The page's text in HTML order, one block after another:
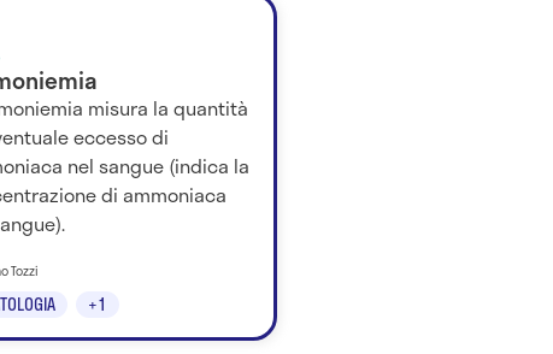
misura la quantità
eccesso di
nel sangue (indica la
di ammoniaca
+1
Tozzi